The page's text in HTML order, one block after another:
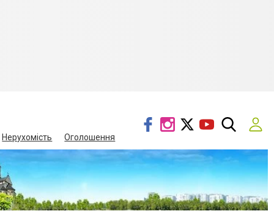
Нерухомість Оголошення